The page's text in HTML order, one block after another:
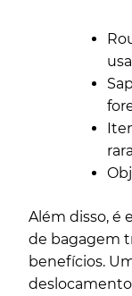
Além disso, é
de bagagem
benefícios.